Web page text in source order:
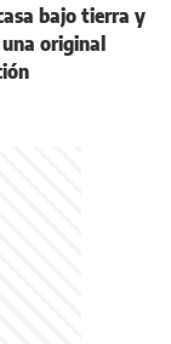
bajo tierra y
original